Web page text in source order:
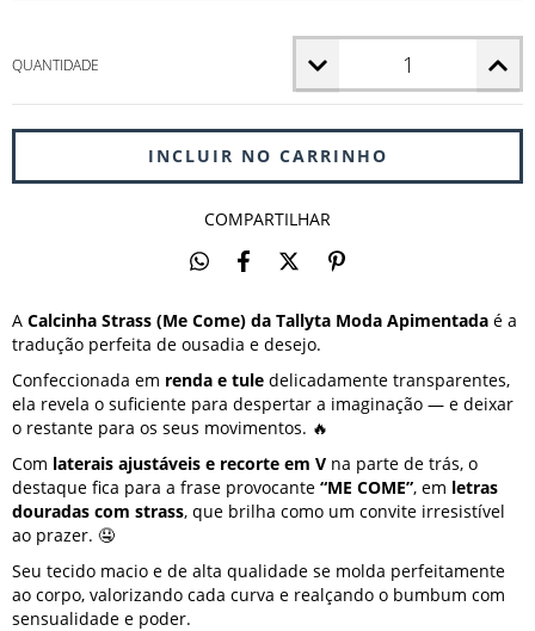
QUANTIDADE
COMPARTILHAR
A Calcinha Strass (Me Come) da Tallyta Moda Apimentada é a
tradução perfeita de ousadia e desejo.
Confeccionada em renda e tule delicadamente transparentes,
ela revela o suficiente para despertar a imaginação — e deixar
o restante para os seus movimentos. 🔥
Com laterais ajustáveis e recorte em V na parte de trás, o
destaque fica para a frase provocante “ME COME”, em letras
douradas com strass, que brilha como um convite irresistível
ao prazer. 🤤
Seu tecido macio e de alta qualidade se molda perfeitamente
ao corpo, valorizando cada curva e realçando o bumbum com
sensualidade e poder.